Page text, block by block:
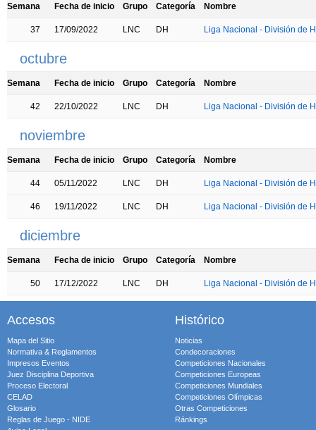
Semana Fecha de inicio Grupo Categoría Nombre
37 17/09/2022 LNC DH Liga Nacional - División de
octubre
Semana Fecha de inicio Grupo Categoría Nombre
42 22/10/2022 LNC DH Liga Nacional - División de
noviembre
Semana Fecha de inicio Grupo Categoría Nombre
44 05/11/2022 LNC DH Liga Nacional - División de
46 19/11/2022 LNC DH Liga Nacional - División de
diciembre
Semana Fecha de inicio Grupo Categoría Nombre
50 17/12/2022 LNC DH Liga Nacional - División de
Accesos
Mapa del Sitio
Normativa & Reglamentos
Impresos Eventos
Juez Disciplina Deportiva
Proceso Electoral
CELAD
Glosario
Reglas de Juego - NIDE
Histórico
Noticias
Condecoraciones
Competiciones Nacionales
Competiciones Europeas
Competiciones Mundiales
Competiciones Olímpicas
Otras Competiciones
Ránkings